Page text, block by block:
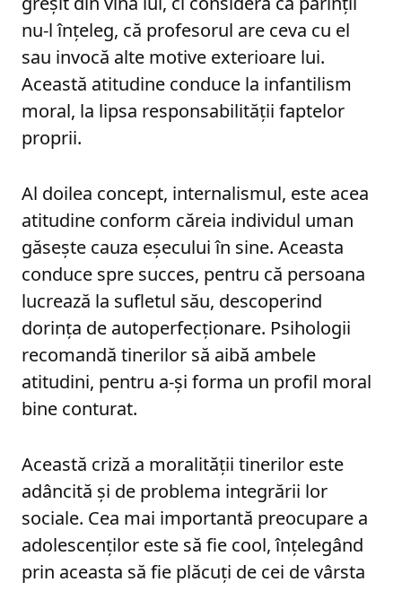
nu-l înțeleg, că profesorul are ceva cu el
sau invocă alte motive exterioare lui.
Această atitudine conduce la infantilism
moral, la lipsa responsabilității faptelor
proprii.
Al doilea concept, internalismul, este acea
atitudine conform căreia individul uman
găsește cauza eșecului în sine. Aceasta
conduce spre succes, pentru că persoana
lucrează la sufletul său, descoperind
dorința de autoperfecționare. Psihologii
recomandă tinerilor să aibă ambele
atitudini, pentru a-și forma un profil moral
bine conturat.
Această criză a moralității tinerilor este
adâncită și de problema integrării lor
sociale. Cea mai importantă preocupare a
adolescenților este să fie cool, înțelegând
prin aceasta să fie plăcuți de cei de vârsta